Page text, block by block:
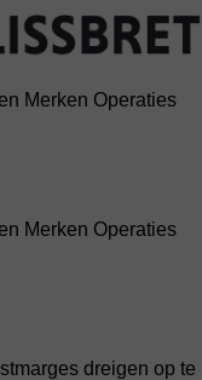
Merken Operaties
Merken Operaties
dreigen op te